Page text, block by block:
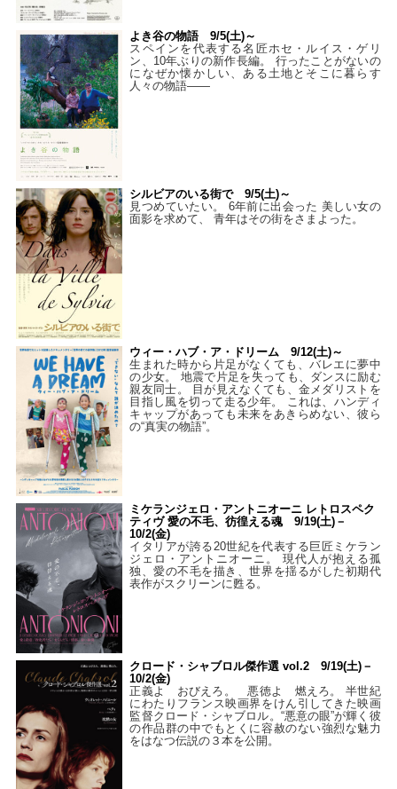
よき谷の物語 9/5(土)～
スペインを代表する名匠ホセ・ルイス・ゲリ
ン、10年ぶりの新作長編。 行ったことがないの
になぜか懐かしい、ある土地とそこに暮らす
人々の物語――
シルビアのいる街で 9/5(土)～
見つめていたい。 6年前に出会った 美しい女の
面影を求めて、 青年はその街をさまよった。
ウィー・ハブ・ア・ドリーム 9/12(土)～
生まれた時から片足がなくても、バレエに夢中
の少女。 地震で片足を失っても、ダンスに励む
親友同士。 目が見えなくても、金メダリストを
目指し風を切って走る少年。 これは、ハンディ
キャップがあっても未来をあきらめない、彼ら
の“真実の物語”。
ミケランジェロ・アントニオーニ レトロスペク
ティヴ 愛の不毛、彷徨える魂 9/19(土)－
10/2(金)
イタリアが誇る20世紀を代表する巨匠ミケラン
ジェロ・アントニオーニ。 現代人が抱える孤
独、愛の不毛を描き、世界を揺るがした初期代
表作がスクリーンに甦る。
クロード・シャブロル傑作選 vol.2 9/19(土)－
10/2(金)
正義よ おびえろ。 悪徳よ 燃えろ。 半世紀
にわたりフランス映画界をけん引してきた映画
監督クロード・シャブロル。“悪意の眼”が輝く彼
の作品群の中でもとくに容赦のない強烈な魅力
をはなつ伝説の３本を公開。